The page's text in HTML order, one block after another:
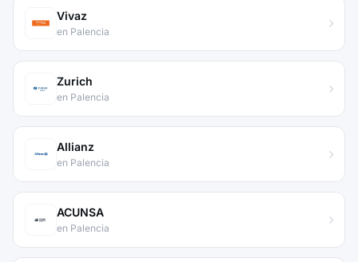
Vivaz
en Palencia
Zurich
en Palencia
Allianz
en Palencia
ACUNSA
en Palencia